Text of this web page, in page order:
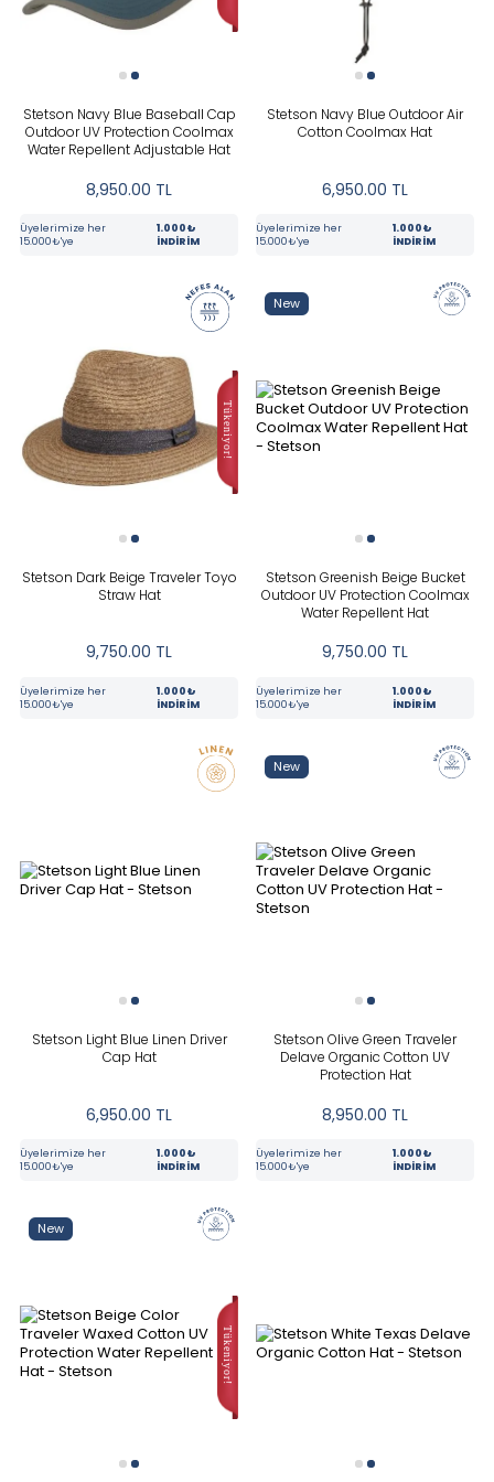
New
PRICE
Stetson Navy Blue Baseball Cap
Outdoor UV Protection Coolmax
Water Repellent Adjustable Hat
8,950.00 TL
Üyelerimize her
15.000₺'ye
1.000₺
İNDİRİM
Stetson Navy Blue Outdoor Air
Cotton Coolmax Hat
6,950.00 TL
Üyelerimize her
15.000₺'ye
1.000₺
İNDİRİM
Stetson Dark Beige Traveler Toyo
Straw Hat
9,750.00 TL
Üyelerimize her
15.000₺'ye
1.000₺
İNDİRİM
New
Stetson Greenish Beige Bucket
Outdoor UV Protection Coolmax
Water Repellent Hat
9,750.00 TL
Üyelerimize her
15.000₺'ye
1.000₺
İNDİRİM
Stetson Light Blue Linen Driver
Cap Hat
6,950.00 TL
Üyelerimize her
15.000₺'ye
1.000₺
İNDİRİM
New
Stetson Olive Green Traveler
Delave Organic Cotton UV
Protection Hat
8,950.00 TL
Üyelerimize her
15.000₺'ye
1.000₺
İNDİRİM
New